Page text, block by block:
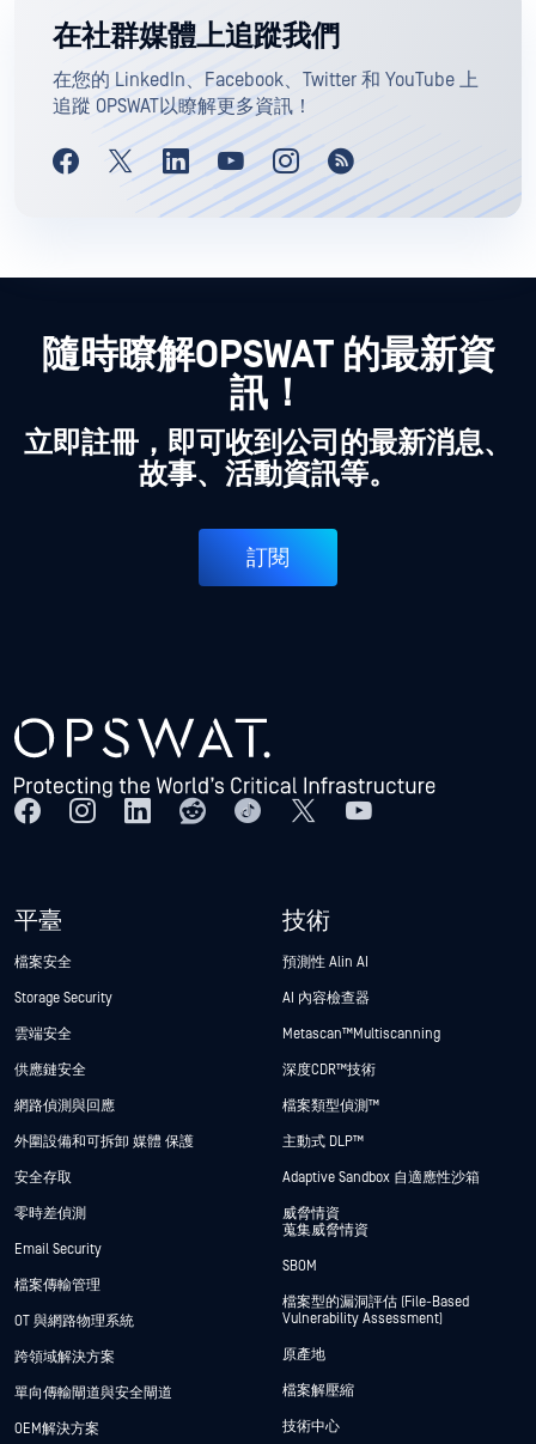
在社群媒體上追蹤我們
在您的 LinkedIn、Facebook、Twitter 和 YouTube 上
追蹤 OPSWAT以瞭解更多資訊！
隨時瞭解OPSWAT 的最新資
訊！
立即註冊，即可收到公司的最新消息、
故事、活動資訊等。
訂閱
平臺
檔案安全
Storage Security
雲端安全
供應鏈安全
網路偵測與回應
外圍設備和可拆卸 媒體 保護
安全存取
零時差偵測
Email Security
檔案傳輸管理
OT 與網路物理系統
跨領域解決方案
單向傳輸閘道與安全閘道
OEM解決方案
技術
預測性 Alin AI
AI 內容檢查器
Metascan™ Multiscanning
深度CDR™技術
檔案類型偵測™
主動式 DLP™
Adaptive Sandbox 自適應性沙箱
威脅情資
蒐集威脅情資
SBOM
檔案型的漏洞評估 (File-Based
Vulnerability Assessment)
原產地
檔案解壓縮
技術中心